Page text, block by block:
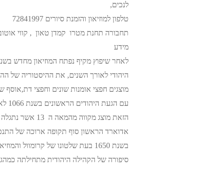
לנכים,
טלפון למוזיאון והזמנת סיורים 72841997
תחבורה תחנת מטרו קמדן טאון , קווי אוטובוס
מידע
היהודי לאורך השנים, את ההיסטוריה של
מוצגים חפצי אומנות שונים וחפצי דת,אוסף
עם
אדוארד הראשון סוף תקופה ארוכה של
בשנת 1650 בעת שלטונו של קרומוול והמוזיאון מציג את הקהילה מאותה התקופה.
סיפורה של הקהילה היהודית מתחילתה